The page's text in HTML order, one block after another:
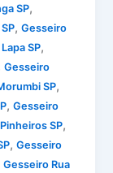
SP,
,Gesseiro
SP,
Gesseiro
SP,
,Gesseiro
SP,
,Gesseiro
Gesseiro Rua